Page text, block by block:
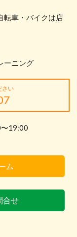
転車・バイクは店
ニング
さい
19:00
ム
合せ